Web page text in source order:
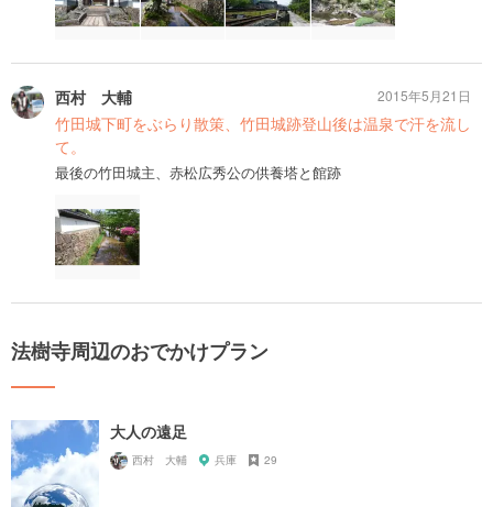
西村 大輔
竹田城下町をぶらり散策、竹田城跡登山後は温泉で汗を流し
て。
最後の竹田城主、赤松広秀公の供養塔と館跡
2015年5月21日
法樹寺周辺のおでかけプラン
大人の遠足
西村 大輔 兵庫 29